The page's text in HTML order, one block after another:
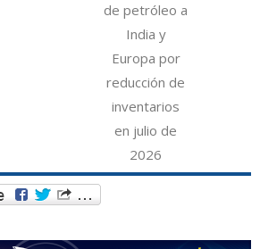
de petróleo a
India y
Europa por
reducción de
inventarios
en julio de
2026